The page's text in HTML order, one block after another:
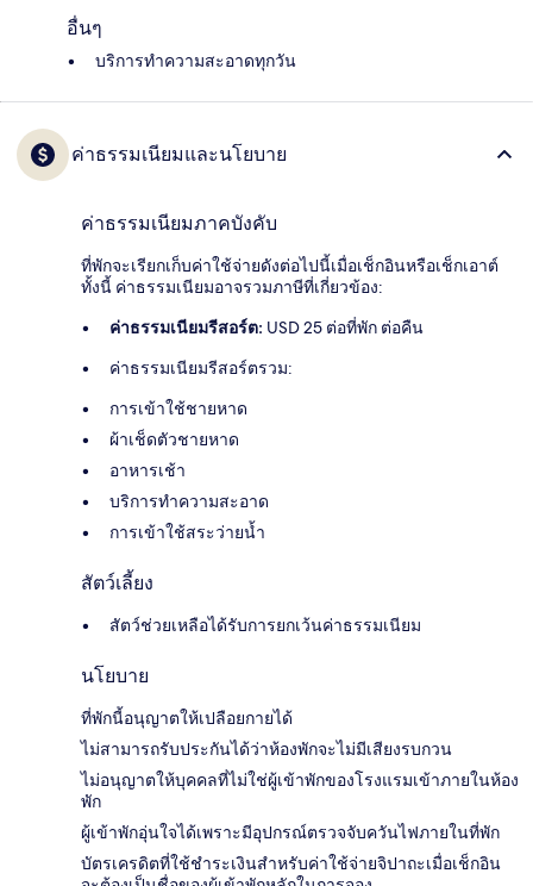
อื่นๆ
บริการทำความสะอาดทุกวัน
ค่าธรรมเนียมและนโยบาย
ค่าธรรมเนียมภาคบังคับ
ที่พักจะเรียกเก็บค่าใช้จ่ายดังต่อไปนี้เมื่อเช็กอินหรือเช็กเอาต์
ทั้งนี้ ค่าธรรมเนียมอาจรวมภาษีที่เกี่ยวข้อง:
ค่าธรรมเนียมรีสอร์ต: USD 25 ต่อที่พัก ต่อคืน
ค่าธรรมเนียมรีสอร์ตรวม:
การเข้าใช้ชายหาด
ผ้าเช็ดตัวชายหาด
อาหารเช้า
บริการทำความสะอาด
การเข้าใช้สระว่ายน้ำ
สัตว์เลี้ยง
สัตว์ช่วยเหลือได้รับการยกเว้นค่าธรรมเนียม
นโยบาย
ที่พักนี้อนุญาตให้เปลือยกายได้
ไม่สามารถรับประกันได้ว่าห้องพักจะไม่มีเสียงรบกวน
ไม่อนุญาตให้บุคคลที่ไม่ใช่ผู้เข้าพักของโรงแรมเข้าภายในห้อง
พัก
ผู้เข้าพักอุ่นใจได้เพราะมีอุปกรณ์ตรวจจับควันไฟภายในที่พัก
บัตรเครดิตที่ใช้ชำระเงินสำหรับค่าใช้จ่ายจิปาถะเมื่อเช็กอิน